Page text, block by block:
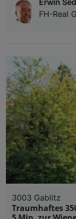
FH-Real
3003 Gablitz
Traumhaftes